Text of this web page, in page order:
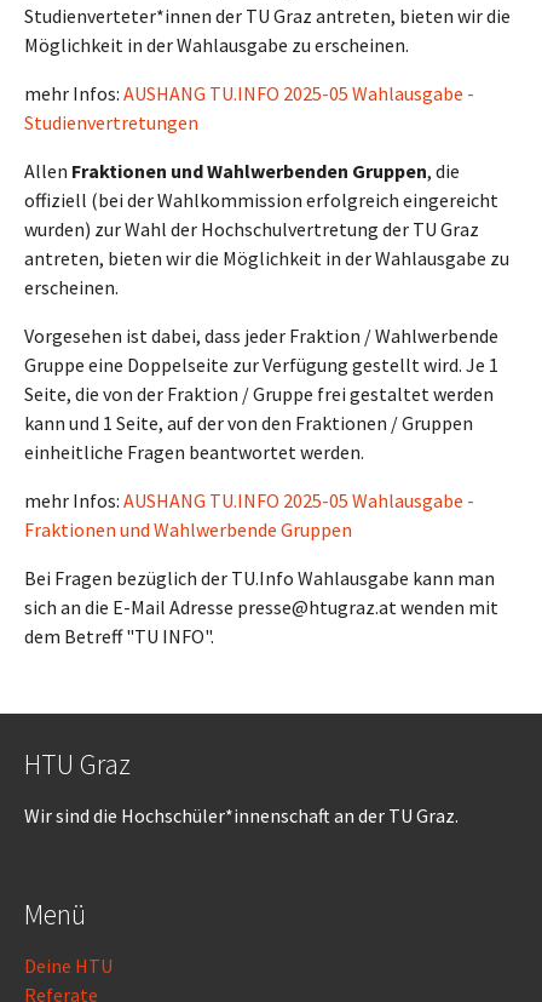
Studienverteter*innen der TU Graz antreten, bieten wir die
Möglichkeit in der Wahlausgabe zu erscheinen.
mehr Infos: AUSHANG TU.INFO 2025-05 Wahlausgabe -
Studienvertretungen
Allen Fraktionen und Wahlwerbenden Gruppen, die
offiziell (bei der Wahlkommission erfolgreich eingereicht
wurden) zur Wahl der Hochschulvertretung der TU Graz
antreten, bieten wir die Möglichkeit in der Wahlausgabe zu
erscheinen.
Vorgesehen ist dabei, dass jeder Fraktion / Wahlwerbende
Gruppe eine Doppelseite zur Verfügung gestellt wird. Je 1
Seite, die von der Fraktion / Gruppe frei gestaltet werden
kann und 1 Seite, auf der von den Fraktionen / Gruppen
einheitliche Fragen beantwortet werden.
mehr Infos: AUSHANG TU.INFO 2025-05 Wahlausgabe -
Fraktionen und Wahlwerbende Gruppen
Bei Fragen bezüglich der TU.Info Wahlausgabe kann man
sich an die E-Mail Adresse presse@htugraz.at wenden mit
dem Betreff "TU INFO".
HTU Graz
Wir sind die Hochschüler*innenschaft an der TU Graz.
Menü
Deine HTU
Referate